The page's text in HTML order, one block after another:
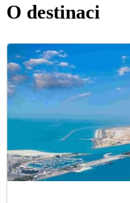
O destinaci